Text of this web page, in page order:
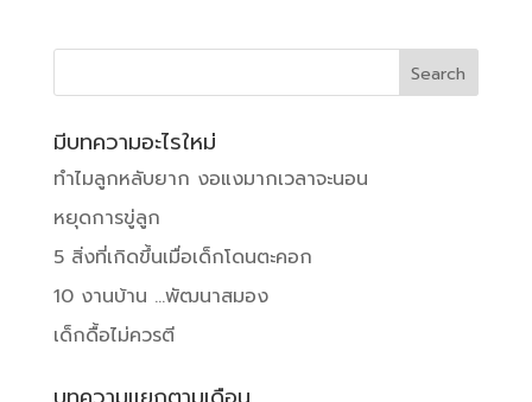
มีบทความอะไรใหม่
ทำไมลูกหลับยาก งอแงมากเวลาจะนอน
หยุดการขู่ลูก
5 สิ่งที่เกิดขึ้นเมื่อเด็กโดนตะคอก
10 งานบ้าน …พัฒนาสมอง
เด็กดื้อไม่ควรตี